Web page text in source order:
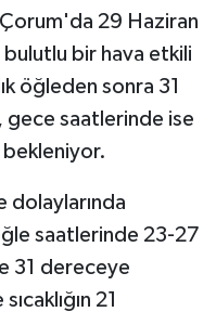
29 Haziran
bulutlu bir hava etkili
öğleden sonra 31
gece saatlerinde ise
dolaylarında
saatlerinde 23-27
31 dereceye
21